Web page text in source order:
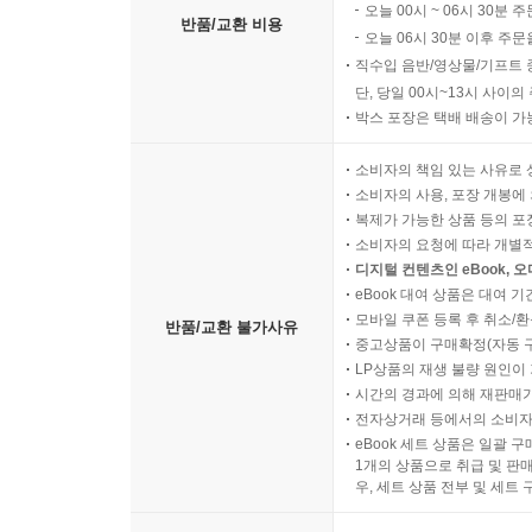
반품/교환 비용
오늘 00시 ~ 06시 30분
오늘 06시 30분 이후 주
직수입 음반/영상물/기프트
단, 당일 00시~13시 사이의
박스 포장은 택배 배송이
반품/교환 불가사유
소비자의 책임 있는 사유로
소비자의 사용, 포장 개봉
복제가 가능한 상품 등의
소비자의 요청에 따라 개별
디지털 컨텐츠인 eBook,
eBook 대여 상품은 대여 기
모바일 쿠폰 등록 후 취소/
중고상품이 구매확정(자동
LP상품의 재생 불량 원인
시간의 경과에 의해 재판매
전자상거래 등에서의 소비
eBook 세트 상품은 일괄 구
1개의 상품으로 취급 및 판
우, 세트 상품 전부 및 세트